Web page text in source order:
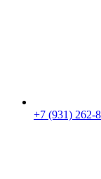
+7 (931) 262-